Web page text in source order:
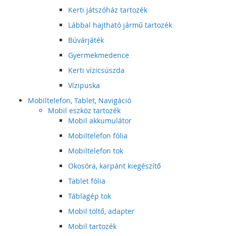
Kerti játszóház tartozék
Lábbal hajtható jármű tartozék
Búvárjáték
Gyermekmedence
Kerti vízicsúszda
Vízipuska
Mobiltelefon, Tablet, Navigáció
Mobil eszköz tartozék
Mobil akkumulátor
Mobiltelefon fólia
Mobiltelefon tok
Okosóra, karpánt kiegészítő
Tablet fólia
Táblagép tok
Mobil töltő, adapter
Mobil tartozék